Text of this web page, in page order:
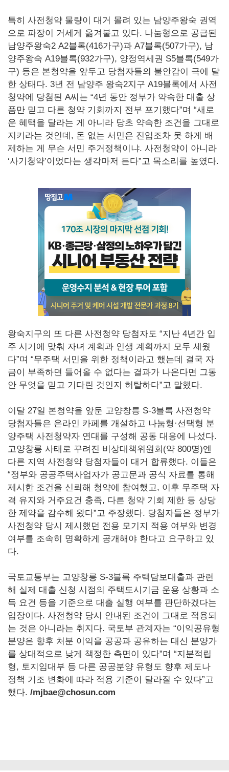
특히 사전청약 물량이 대거 몰려 있는 남양주왕숙 권역
으로 파장이 거세게 옮겨붙고 있다. 나눔형으로 공급된
남양주왕숙2 A2블록(416가구)과 A7블록(507가구), 남
양주왕숙 A19블록(932가구), 양정역세권 S5블록(549가
구) 등은 본청약을 앞두고 당첨자들의 불안감이 극에 달
한 상태다. 3년 전 남양주 왕숙2지구 A19블록에서 사전
청약에 당첨된 A씨는 “4년 동안 정부가 약속한 대출 상
품만 믿고 다른 청약 기회까지 전부 포기했다”며 “새로
운 혜택을 달라는 게 아니라 당초 약속한 조건을 그대로
지키라는 것인데, 돈 없는 서민은 진입조차 못 하게 배
제하는 게 무슨 서민 주거정책이냐. 사전청약이 아니라
‘사기청약’이었다는 생각마저 든다”고 목소리를 높였다.
왕숙지구의 또 다른 사전청약 당첨자도 “지난 4년간 입
주 시기에 맞춰 자녀 계획과 인생 계획까지 모두 세웠
다”며 “무주택 서민을 위한 정책이라고 했는데 결국 자
금이 부족하면 들어올 수 없다는 결과가 나온다면 그동
안 무엇을 믿고 기다린 것인지 허탈하다”고 말했다.
이달 27일 본청약을 앞둔 고양창릉 S-3블록 사전청약
당첨자들은 온라인 카페를 개설하고 나눔형·선택형 분
양주택 사전청약자 연대를 구성해 공동 대응에 나섰다.
고양창릉 사태로 꾸려진 비상대책위원회(약 800명)엔
다른 지역 사전청약 당첨자들이 대거 합류했다. 이들은
“정부와 공공주택사업자가 공고문과 공식 자료를 통해
제시한 조건을 신뢰해 청약에 참여했고, 이후 무주택 자
격 유지와 거주요건 충족, 다른 청약 기회 제한 등 상당
한 제약을 감수해 왔다”고 주장했다. 당첨자들은 정부가
사전청약 당시 제시했던 전용 모기지 적용 여부와 변경
여부를 조속히 명확하게 공개해야 한다고 요구하고 있
다.
국토교통부는 고양창릉 S-3블록 주택담보대출과 관련
해 실제 대출 신청 시점의 주택도시기금 운용 상황과 소
득 요건 등을 기준으로 대출 실행 여부를 판단하겠다는
입장이다. 사전청약 당시 안내된 조건이 그대로 적용되
는 것은 아니라는 취지다. 국토부 관계자는 “이익공유형
분양은 향후 처분 이익을 공공과 공유하는 대신 분양가
를 상대적으로 낮게 책정한 측면이 있다”며 “지분적립
형, 토지임대부 등 다른 공공분양 유형도 향후 제도나
정책 기조 변화에 따라 적용 기준이 달라질 수 있다”고
했다. /mjbae@chosun.com